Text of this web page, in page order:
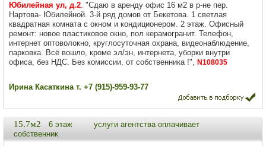
Юбилейная ул, д.2. "Сдаю в аренду офис 16 м2 в р-не пер.
Нартова- Юбилейной. 3-й ряд домов от Бекетова. 1 светлая
квадратная комната с окном и кондиционером. 2 этаж. Офисный
ремонт: новое пластиковое окно, пол керамогранит. Телефон,
интернет оптоволокно, круглосуточная охрана, видеонаблюдение,
парковка. Всё вошло, кроме эл/эн, интернета, уборки внутри
офиса, без НДС. Без комиссии, от собственника !", N108035
Ирина Касаткина т. +7 (915)-959-93-77
15.7м2 6 этаж
услуги агентства оплачивает
собственник